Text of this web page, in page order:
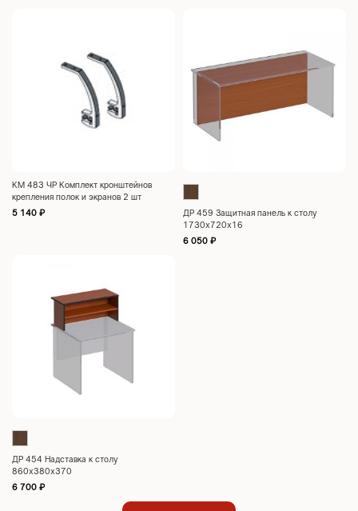
КМ 483 ЧР Комплект кронштейнов
крепления полок и экранов 2 шт
(аксессуар)
5 140 ₽
ДР 459 Защитная панель к столу
1730х720х16
6 050 ₽
ДР 454 Надставка к столу
860х380х370
6 700 ₽